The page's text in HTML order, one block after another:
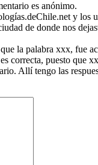
es anónimo.
y los
de donde nos
la palabra xxx, fue
correcta, puesto que
Allí tengo las